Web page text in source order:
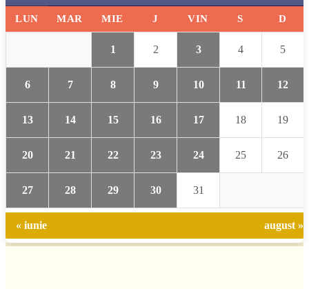
LUN MAR MIE J VIN S D
1 2 3 4 5
6 7 8 9 10 11 12
13 14 15 16 17 18 19
20 21 22 23 24 25 26
27 28 29 30 31
« iunie august »